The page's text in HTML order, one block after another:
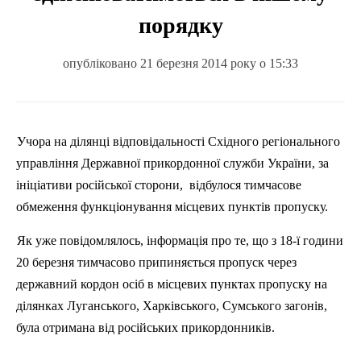
порядку
опубліковано 21 березня 2014 року о 15:33
Учора на ділянці відповідальності Східного регіонального
управління Державної прикордонної служби України, за
ініціативи російської сторони, відбулося тимчасове
обмеження функціонування місцевих пунктів пропуску.
Як уже повідомлялось, інформація про те, що з 18-їгодини
20 березня тимчасово припиняється пропуск через
державний кордон осіб в місцевих пунктах пропуску на
ділянках Луганського, Харківського, Сумського загонів,
була отримана від російських прикордонників.